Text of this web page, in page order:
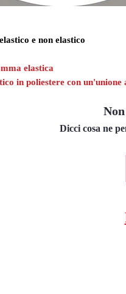
e non elastico
elastica
in poliestere con un'unione
Dicci cosa ne